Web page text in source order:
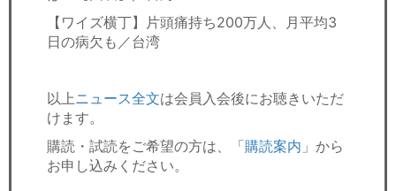
【ワイズ横丁】片頭痛持ち200万人、月平均3
日の病欠も／台湾
以上ニュース全文は会員入会後にお聴きいただ
けます。
購読・試読をご希望の方は、「購読案内 」から
お申し込みください。